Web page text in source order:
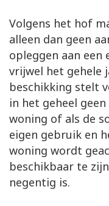
Volgens het hof
alleen dan geen
opleggen aan een
vrijwel het gehele
beschikking stelt
in het geheel
woning of als de
eigen gebruik en
woning wordt
beschikbaar te
negentig is.